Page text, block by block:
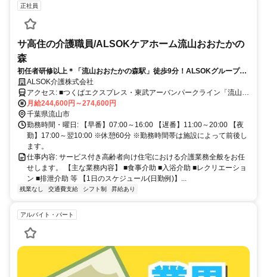
正社員
サ高住の介護職員/ALSOKケアホーム流山おおたかの
森
初任者研修以上＊「流山おおたかの森駅」徒歩9分！ALSOKグループで
安定キャリアを実現！中途向け研修などスキルサポート充実！
ALSOK介護株式会社
アクセス: ■つくばエクスプレス・東武アーバンパークライン「流山お
おたかの森駅」西出口より徒歩9分
月給244,600円～274,600円
千葉県流山市
勤務時間・曜日: 【早番】07:00～16:00 【遅番】11:00～20:00 【夜
勤】17:00～翌10:00 ※休憩60分 ※勤務時間帯は施設によって前後し
ます。
仕事内容: サービス付き高齢者向け住宅における介護業務全般をお任
せします。 【主な業務内容】 ■食事介助 ■入浴介助 ■レクリエーショ
ン ■排泄介助 等 【1日のスケジュール(日勤例)】...
残業なし 交通費支給 シフト制 昇給あり
アルバイト・パート